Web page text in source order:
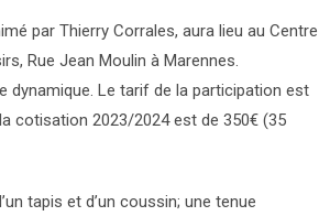
par Thierry Corrales, aura lieu au Centre
Rue Jean Moulin à Marennes.
dynamique. Le tarif de la participation est
la cotisation 2023/2024 est de 350€ (35
tapis et d’un coussin; une tenue